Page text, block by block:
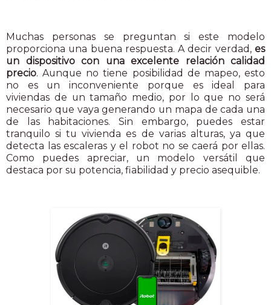
Muchas personas se preguntan si este modelo
proporciona una buena respuesta. A decir verdad, es
un dispositivo con una excelente relación calidad
precio. Aunque no tiene posibilidad de mapeo, esto
no es un inconveniente porque es ideal para
viviendas de un tamaño medio, por lo que no será
necesario que vaya generando un mapa de cada una
de las habitaciones. Sin embargo, puedes estar
tranquilo si tu vivienda es de varias alturas, ya que
detecta las escaleras y el robot no se caerá por ellas.
Como puedes apreciar, un modelo versátil que
destaca por su potencia, fiabilidad y precio asequible.